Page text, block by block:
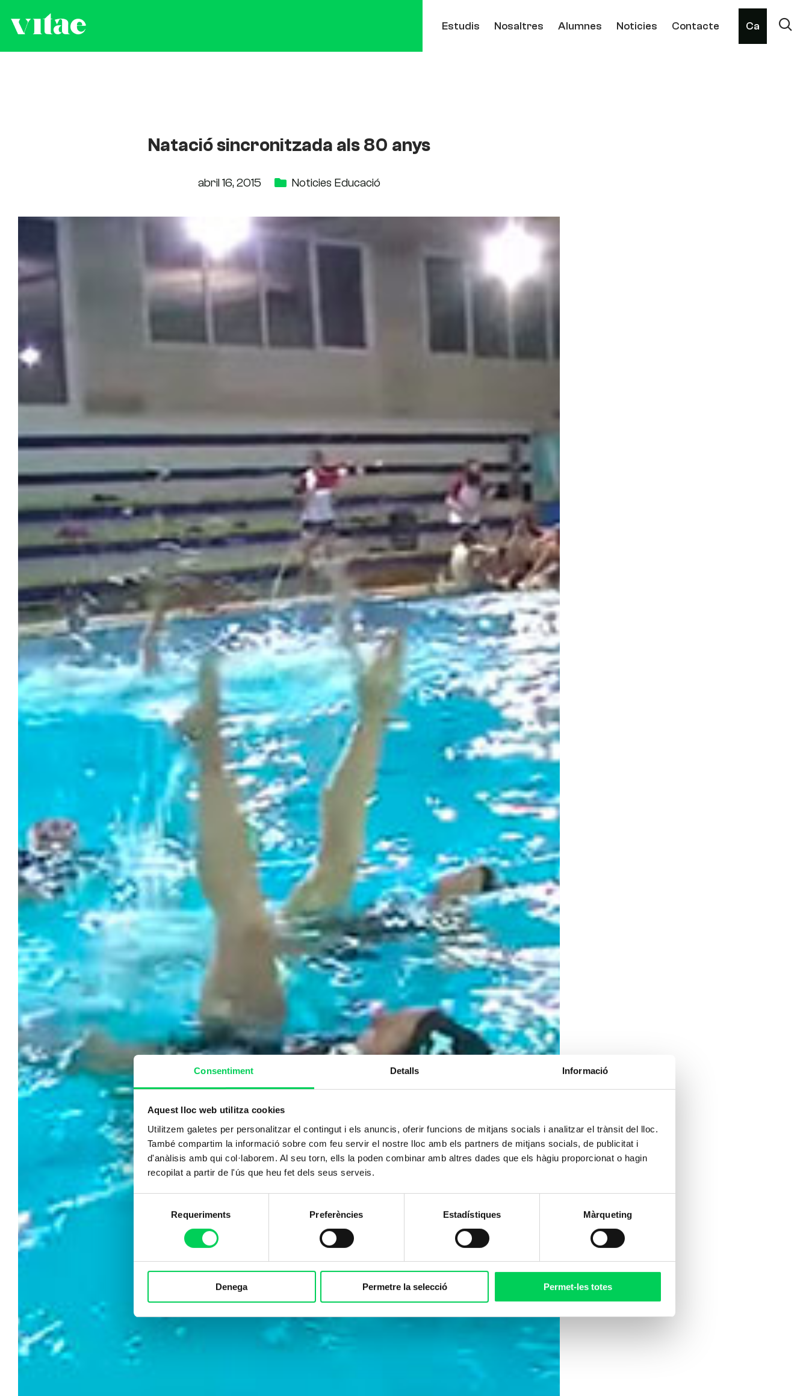
Consentiment Detalls Informació
Aquest lloc web utilitza cookies
Utilitzem galetes per personalitzar el contingut i els anuncis, oferir funcions de mitjans socials i analitzar el trànsit del lloc.
També compartim la informació sobre com feu servir el nostre lloc amb els partners de mitjans socials, de publicitat i
d'anàlisis amb qui col·laborem. Al seu torn, ells la poden combinar amb altres dades que els hàgiu proporcionat o hagin
recopilat a partir de l'ús que heu fet dels seus serveis.
consentiment
Requeriments Preferències Estadístiques Màrqueting
Denega Permetre la selecció Permet-les totes
Estudis Nosaltres Alumnes Noticies Contacte Ca
Natació sincronitzada als 80 anys
abril 16, 2015 Noticies Educació